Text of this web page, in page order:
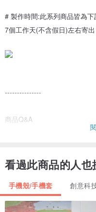
# 製作時間:此系列商品皆為
7個工作天(不含假日)左右寄出
---------------
商品Q&A
Ａ：此系列商品皆為下訂後獨
無法進行退貨，下單前麻煩幫
Ｑ：請問我的手機有包膜可以
看過此商品的人也
手機殼/手機套 創意科